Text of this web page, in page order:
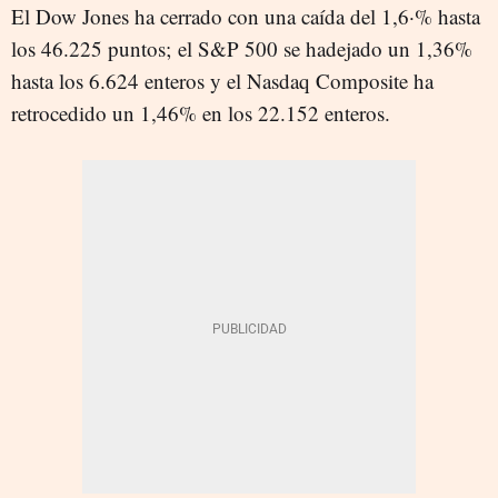
El Dow Jones ha cerrado con una caída del 1,6·% hasta
los 46.225 puntos; el S&P 500 se hadejado un 1,36%
hasta los 6.624 enteros y el Nasdaq Composite ha
retrocedido un 1,46% en los 22.152 enteros.